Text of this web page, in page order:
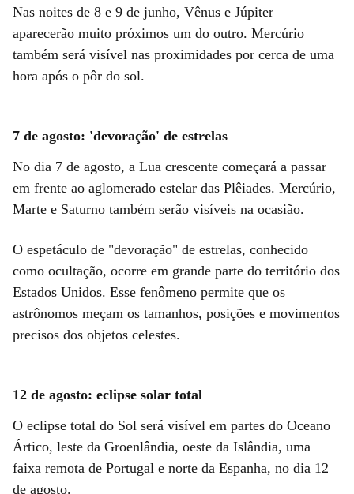
Nas noites de 8 e 9 de junho, Vênus e Júpiter
aparecerão muito próximos um do outro. Mercúrio
também será visível nas proximidades por cerca de uma
hora após o pôr do sol.
7 de agosto: 'devoração' de estrelas
No dia 7 de agosto, a Lua crescente começará a passar
em frente ao aglomerado estelar das Plêiades. Mercúrio,
Marte e Saturno também serão visíveis na ocasião.
O espetáculo de "devoração" de estrelas, conhecido
como ocultação, ocorre em grande parte do território dos
Estados Unidos. Esse fenômeno permite que os
astrônomos meçam os tamanhos, posições e movimentos
precisos dos objetos celestes.
12 de agosto: eclipse solar total
O eclipse total do Sol será visível em partes do Oceano
Ártico, leste da Groenlândia, oeste da Islândia, uma
faixa remota de Portugal e norte da Espanha, no dia 12
de agosto.